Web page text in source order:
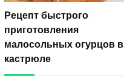
Рецепт быстрого
приготовления
малосольных огурцов в
кастрюле